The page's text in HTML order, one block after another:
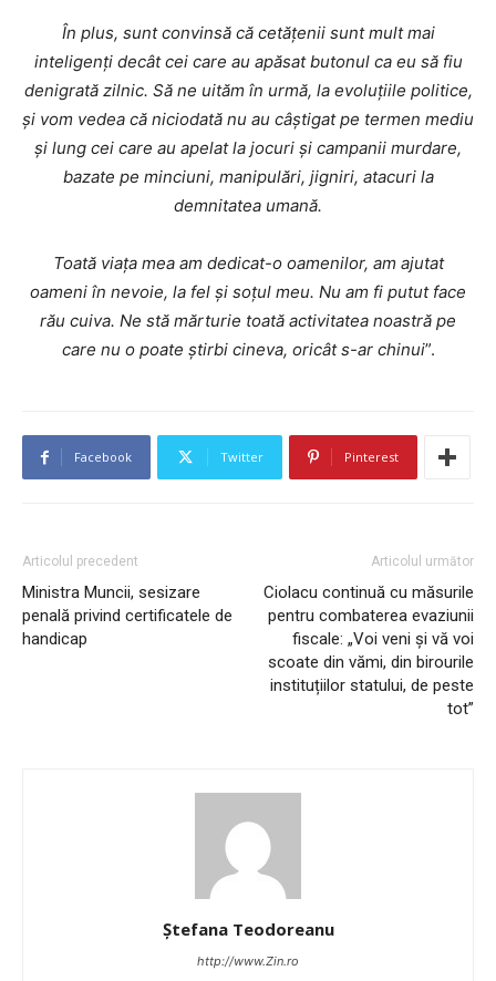
În plus, sunt convinsă că cetățenii sunt mult mai
inteligenți decât cei care au apăsat butonul ca eu să fiu
denigrată zilnic. Să ne uităm în urmă, la evoluțiile politice,
și vom vedea că niciodată nu au câștigat pe termen mediu
și lung cei care au apelat la jocuri și campanii murdare,
bazate pe minciuni, manipulări, jigniri, atacuri la
demnitatea umană.
Toată viața mea am dedicat-o oamenilor, am ajutat
oameni în nevoie, la fel și soțul meu. Nu am fi putut face
rău cuiva. Ne stă mărturie toată activitatea noastră pe
care nu o poate știrbi cineva, oricât s-ar chinui”.
Facebook Twitter Pinterest
Articolul precedent
Ministra Muncii, sesizare
penală privind certificatele de
handicap
Articolul următor
Ciolacu continuă cu măsurile
pentru combaterea evaziunii
fiscale: „Voi veni și vă voi
scoate din vămi, din birourile
instituțiilor statului, de peste
tot”
Ștefana Teodoreanu
http://www.Zin.ro